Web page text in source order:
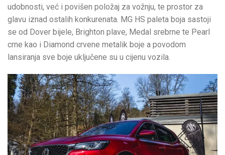
udobnosti, već i povišen položaj za vožnju, te prostor za
glavu iznad ostalih konkurenata. MG HS paleta boja sastoji
se od Dover bijele, Brighton plave, Medal srebrne te Pearl
crne kao i Diamond crvene metalik boje a povodom
lansiranja sve boje uključene su u cijenu vozila.